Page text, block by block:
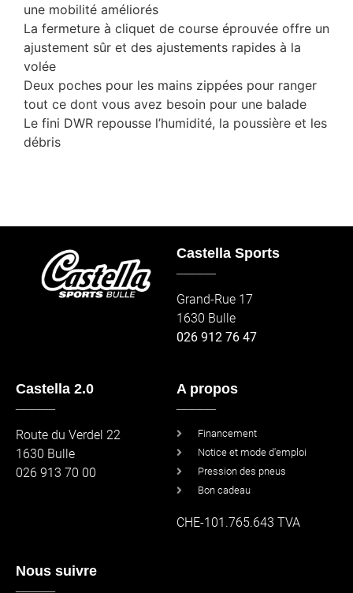
une mobilité améliorés
La fermeture à cliquet de course éprouvée offre un
ajustement sûr et des ajustements rapides à la
volée
Deux poches pour les mains zippées pour ranger
tout ce dont vous avez besoin pour une balade
Le fini DWR repousse l’humidité, la poussière et les
débris
Castella Sports
Grand-Rue 17
1630 Bulle
026 912 76 47
Castella 2.0
Route du Verdel 22
1630 Bulle
026 913 70 00
A propos
Financement
Notice et mode d'emploi
Pression des pneus
Bon cadeau
CHE-101.765.643 TVA
Nous suivre